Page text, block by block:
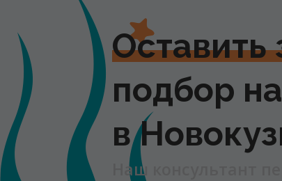
Оставить
подбор
в
Наш консультант